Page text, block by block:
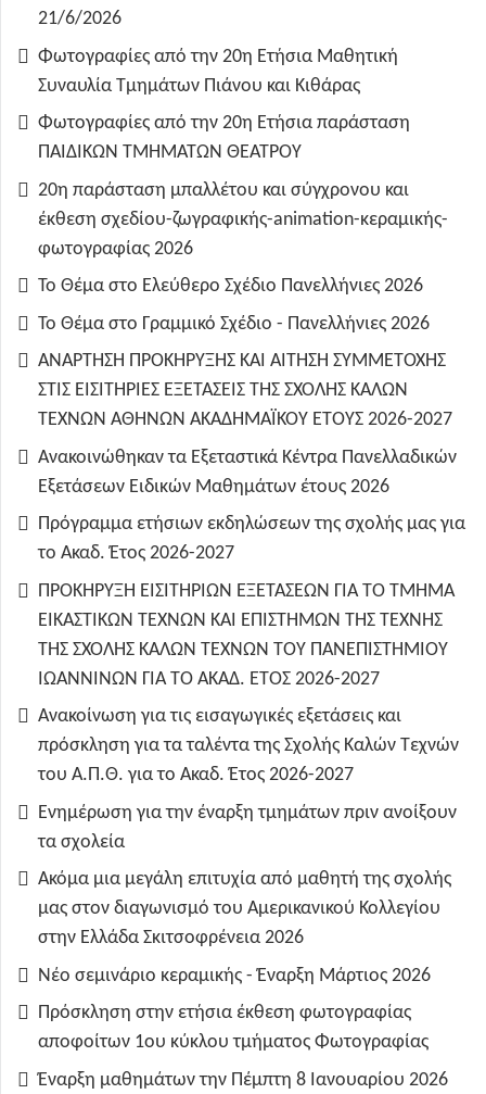
21/6/2026
Φωτογραφίες από την 20η Ετήσια Μαθητική
Συναυλία Τμημάτων Πιάνου και Κιθάρας
Φωτογραφίες από την 20η Ετήσια παράσταση
ΠΑΙΔΙΚΩΝ ΤΜΗΜΑΤΩΝ ΘΕΑΤΡΟΥ
20η παράσταση μπαλλέτου και σύγχρονου και
έκθεση σχεδίου-ζωγραφικής-animation-κεραμικής-
φωτογραφίας 2026
Το Θέμα στο Ελεύθερο Σχέδιο Πανελλήνιες 2026
Το Θέμα στο Γραμμικό Σχέδιο - Πανελλήνιες 2026
ΑΝΑΡΤΗΣΗ ΠΡΟΚΗΡΥΞΗΣ ΚΑΙ ΑΙΤΗΣΗ ΣΥΜΜΕΤΟΧΗΣ
ΣΤΙΣ ΕΙΣΙΤΗΡΙΕΣ ΕΞΕΤΑΣΕΙΣ ΤΗΣ ΣΧΟΛΗΣ ΚΑΛΩΝ
ΤΕΧΝΩΝ ΑΘΗΝΩΝ ΑΚΑΔΗΜΑΪΚΟΥ ΕΤΟΥΣ 2026-2027
Ανακοινώθηκαν τα Εξεταστικά Κέντρα Πανελλαδικών
Εξετάσεων Ειδικών Μαθημάτων έτους 2026
Πρόγραμμα ετήσιων εκδηλώσεων της σχολής μας για
το Ακαδ. Έτος 2026-2027
ΠΡΟΚΗΡΥΞΗ ΕΙΣΙΤΗΡΙΩΝ ΕΞΕΤΑΣΕΩΝ ΓΙΑ ΤO TMHMA
ΕΙΚΑΣΤΙΚΩΝ ΤΕΧΝΩΝ ΚΑΙ ΕΠΙΣΤΗΜΩΝ ΤΗΣ ΤΕΧΝΗΣ
ΤΗΣ ΣΧΟΛΗΣ ΚΑΛΩΝ ΤΕΧΝΩΝ ΤΟΥ ΠΑΝΕΠΙΣΤΗΜΙΟΥ
ΙΩΑΝΝΙΝΩΝ ΓΙΑ ΤΟ ΑΚΑΔ. ΕΤΟΣ 2026-2027
Ανακοίνωση για τις εισαγωγικές εξετάσεις και
πρόσκληση για τα ταλέντα της Σχολής Καλών Τεχνών
του Α.Π.Θ. για το Ακαδ. Έτος 2026-2027
Ενημέρωση για την έναρξη τμημάτων πριν ανοίξουν
τα σχολεία
Ακόμα μια μεγάλη επιτυχία από μαθητή της σχολής
μας στον διαγωνισμό του Αμερικανικού Κολλεγίου
στην Ελλάδα Σκιτσοφρένεια 2026
Νέο σεμινάριο κεραμικής - Έναρξη Μάρτιος 2026
Πρόσκληση στην ετήσια έκθεση φωτογραφίας
αποφοίτων 1ου κύκλου τμήματος Φωτογραφίας
Έναρξη μαθημάτων την Πέμπτη 8 Ιανουαρίου 2026